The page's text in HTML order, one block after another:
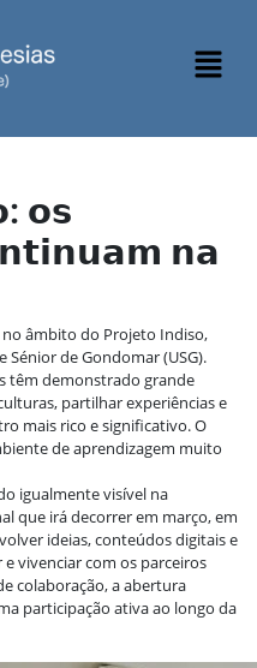
𝗼𝘀
𝗻𝗮
âmbito do Projeto Indiso,
de Gondomar (USG).
têm demonstrado grande
partilhar experiências e
mais rico e significativo. O
de aprendizagem muito
igualmente visível na
que irá decorrer em março, em
ideias, conteúdos digitais e
vivenciar com os parceiros
colaboração, a abertura
participação ativa ao longo da